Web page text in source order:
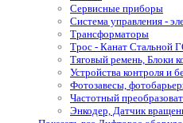
Сервисные приборы
Система управления -
Трансформаторы
Трос - Канат Стальной
Тяговый ремень, Блоки
Устройства контроля и
Фотозавесы,
Частотный
Энкодер, Датчик